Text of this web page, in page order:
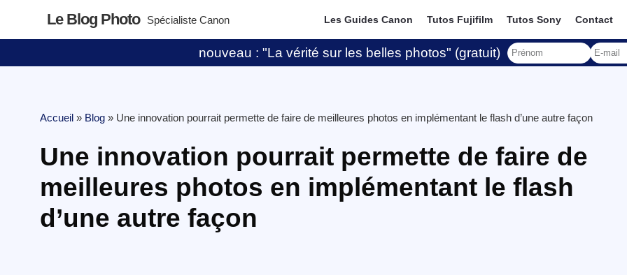
Le Blog Photo Spécialiste Canon Les Guides Canon Tutos Fujifilm Tutos Sony Contact
nouveau : "La vérité sur les belles photos" (gratuit)
Accueil » Blog » Une innovation pourrait permette de faire de meilleures photos en implémentant le flash d’une autre façon
Une innovation pourrait permette de faire de
meilleures photos en implémentant le flash
d’une autre façon